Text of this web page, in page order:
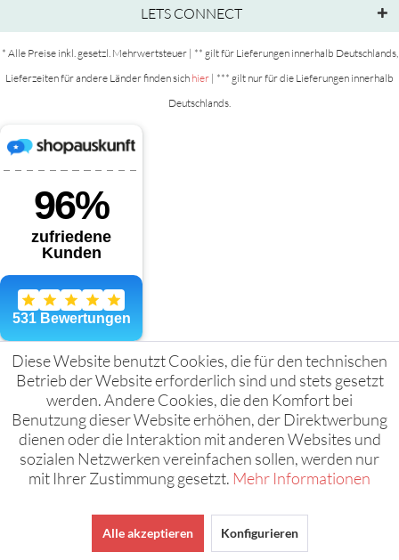
LETS CONNECT
* Alle Preise inkl. gesetzl. Mehrwertsteuer | ** gilt für Lieferungen innerhalb Deutschlands,
Lieferzeiten für andere Länder finden sich hier | *** gilt nur für die Lieferungen innerhalb
Deutschlands.
Diese Website benutzt Cookies, die für den technischen
Betrieb der Website erforderlich sind und stets gesetzt
werden. Andere Cookies, die den Komfort bei
Benutzung dieser Website erhöhen, der Direktwerbung
dienen oder die Interaktion mit anderen Websites und
sozialen Netzwerken vereinfachen sollen, werden nur
mit Ihrer Zustimmung gesetzt. Mehr Informationen
Alle akzeptieren Konfigurieren